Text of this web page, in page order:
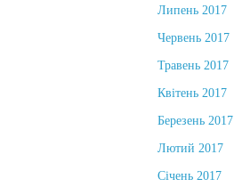
Липень 2017
Червень 2017
Травень 2017
Квітень 2017
Березень 2017
Лютий 2017
Січень 2017